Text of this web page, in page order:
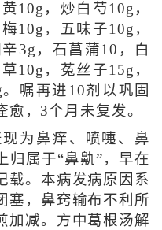
10g，炒白芍10g，
10g，五味子10g，
3g，石菖蒲10，白
10g，菟丝子15g，
嘱再进10剂以巩固
，3个月未复发。
为鼻痒、喷嚏、鼻
归属于“鼻鼽”，早在
载。本病发病原因系
塞，鼻窍输布不利所
加减。方中葛根汤解